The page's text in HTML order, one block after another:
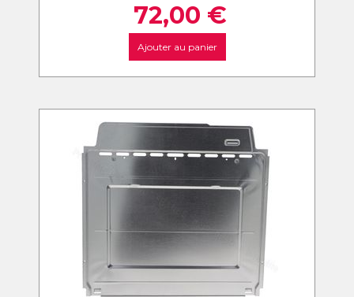
72,00 €
Ajouter au panier